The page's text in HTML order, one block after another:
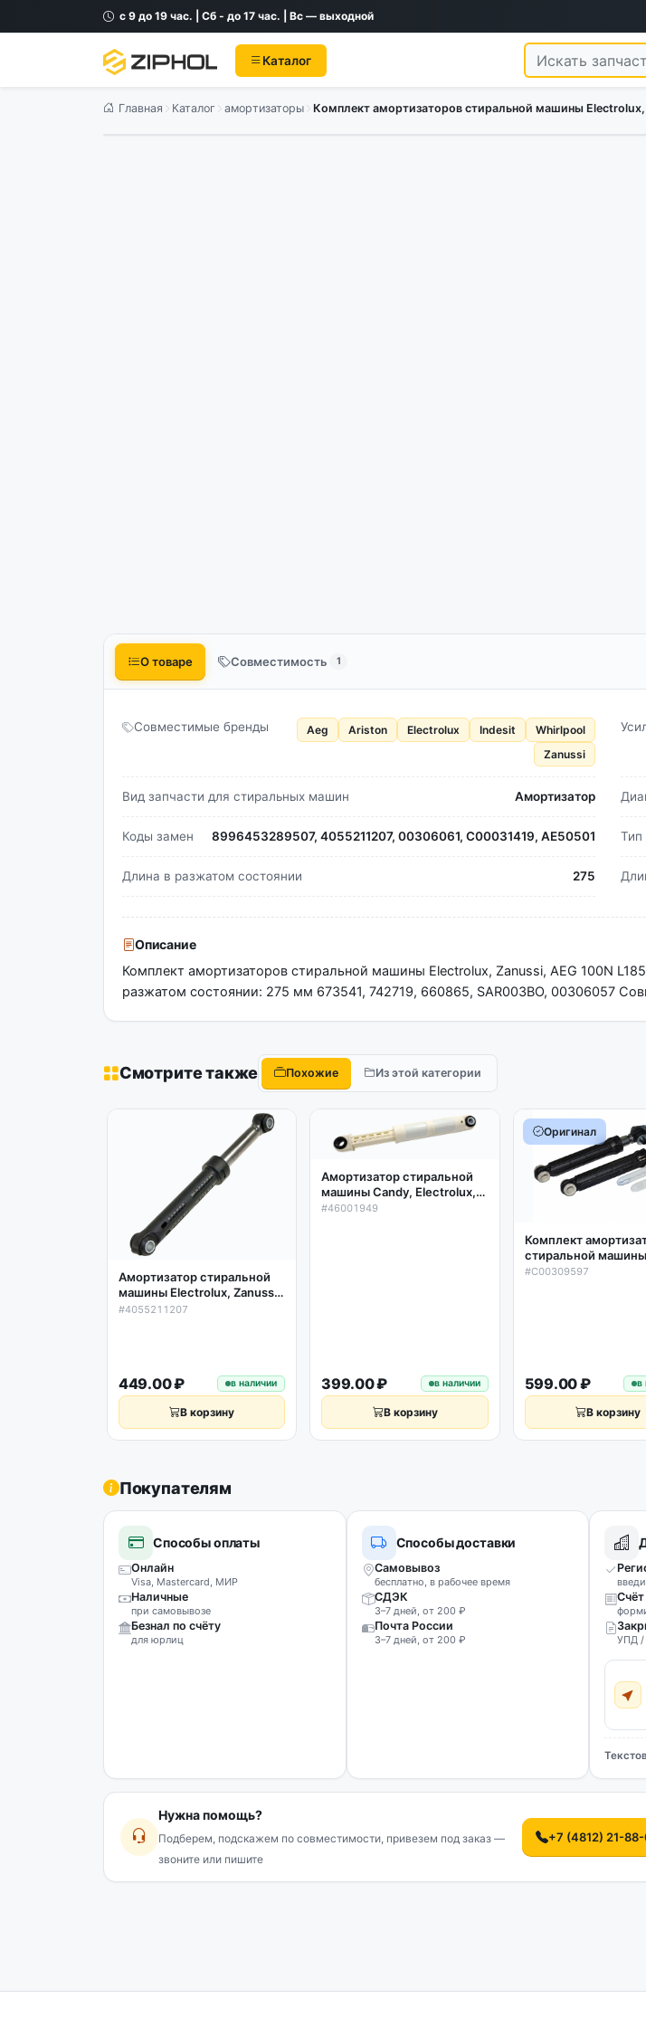
с 9 до 19 час. | Сб - до 17 час. | Вс — выходной
Каталог
Главная Каталог амортизаторы Комплект амортизаторов стиральной машины
О товаре Совместимость 1
Совместимые бренды Aeg Ariston Electrolux Indesit
Whirlpool
Zanussi
Вид запчасти для стиральных машин Амортизатор
Коды замен 8996453289507, 4055211207, 00306061, C00031419, AE50501 Тип
Длина в разжатом состоянии 275
Описание
Комплект амортизаторов стиральной машины Electrolux, Zanussi, AEG 100N
разжатом состоянии: 275 мм 673541, 742719, 660865, SAR003BO, 00306057
Смотрите также Похожие Из этой категории
Амортизатор стиральной
машины Electrolux, Zanussi,
AEG 100N L165-265мм
#4055211207
449.00 ₽ в наличии
В корзину
Амортизатор стиральной
машины Candy, Electrolux,
Zanussi, AEG 100N L185-
#46001949
399.00 ₽ в наличии
В корзину
Оригинал
Комплект
стиральной машины
Indesit, Ariston 100N
#C00309597
599.00 ₽ в
В корзину
Покупателям
Способы оплаты
Онлайн
Visa, Mastercard, МИР
Наличные
при самовывозе
Безнал по счёту
для юрлиц
Способы доставки
Самовывоз
бесплатно, в рабочее время
СДЭК
3–7 дней, от 200 ₽
Почта России
3–7 дней, от 200 ₽
Счёт
УПД /
Нужна помощь?
Подберем, подскажем по совместимости, привезем под заказ —
звоните или пишите
+7 (4812) 21-